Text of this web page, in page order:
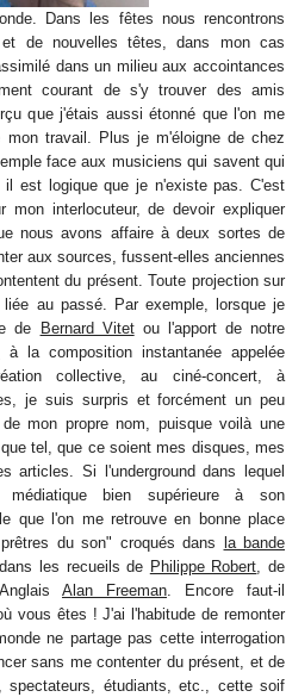
Dans les fêtes nous rencontrons
de nouvelles têtes, dans mon cas
dans un milieu aux accointances
courant de s'y trouver des amis
que j'étais aussi étonné que l'on me
travail. Plus je m'éloigne de chez
face aux musiciens qui savent qui
est logique que je n'existe pas. C'est
mon interlocuteur, de devoir expliquer
nous avons affaire à deux sortes de
aux sources, fussent-elles anciennes
du présent. Toute projection sur
liée au passé. Par exemple, lorsque je
de
Bernard Vitetou l'apport de notre
à la composition instantanée appelée
collective, au ciné-concert, à
je suis surpris et forcément un peu
mon propre nom, puisque voilà une
tel, que ce soient mes disques, mes
Si l'underground dans lequel
médiatique bien supérieure à son
que l'on me retrouve en bonne place
du son" croqués dans
la bande
les recueils de Philippe Robert , de
Alan Freeman . Encore faut-il
vous êtes ! J'ai l'habitude de remonter
ne partage pas cette interrogation
sans me contenter du présent, et de
spectateurs, étudiants, etc., cette soif